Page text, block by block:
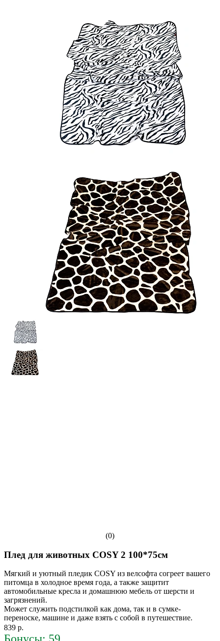
(0)
Плед для животных COSY 2 100*75см
Мягкий и уютный пледик COSY из велсофта согреет вашего
питомца в холодное время года, а также защитит
автомобильные кресла и домашнюю мебель от шерсти и
загрязнений.
Может служить подстилкой как дома, так и в сумке-
переноске, машине и даже взять с собой в путешествие.
839 р.